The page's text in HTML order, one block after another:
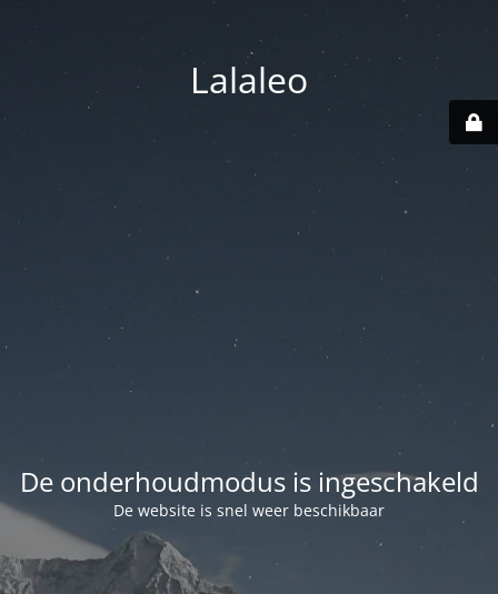
Lalaleo
De onderhoudmodus is ingeschakeld
De website is snel weer beschikbaar